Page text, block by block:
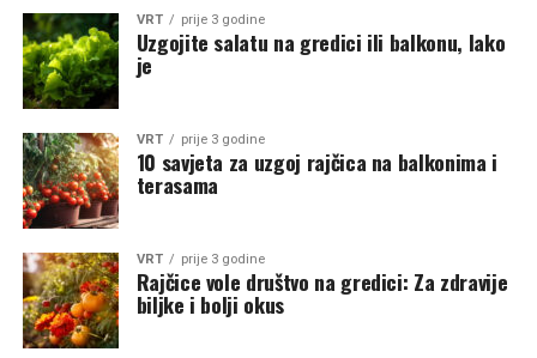
VRT prije 3 godine
Uzgojite salatu na gredici ili balkonu, lako
je
VRT prije 3 godine
10 savjeta za uzgoj rajčica na balkonima i
terasama
VRT prije 3 godine
Rajčice vole društvo na gredici: Za zdravije
biljke i bolji okus